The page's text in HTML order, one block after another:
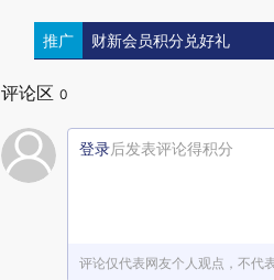
推广 财新会员积分兑好礼
评论区 0
登录后发表评论得积分
评论仅代表网友个人观点，不代